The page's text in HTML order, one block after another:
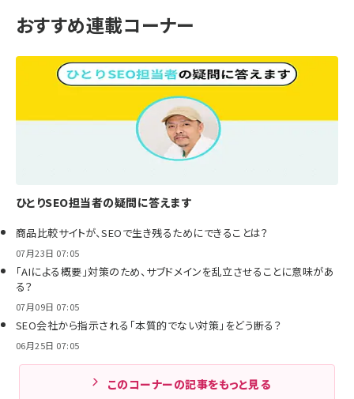
おすすめ連載コーナー
ひとりSEO担当者の疑問に答えます
商品比較サイトが、SEOで生き残るためにできることは？
07月23日 07:05
「AIによる概要」対策のため、サブドメインを乱立させることに意味があ
る？
07月09日 07:05
SEO会社から指示される「本質的でない対策」をどう断る？
06月25日 07:05
このコーナーの記事をもっと見る